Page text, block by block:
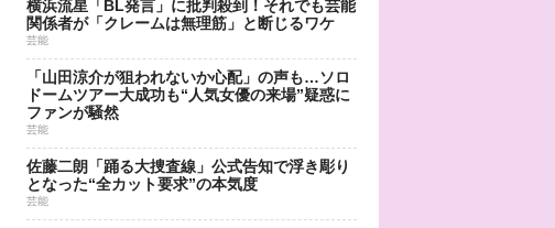
横浜流星「BL発言」に批判殺到！それでも芸能
関係者が「クレームは無理筋」と断じるワケ
芸能
「山田涼介が狙われないか心配」の声も…ソロ
ドームツアー大成功も“人気女優の来場”疑惑に
ファンが騒然
芸能
佐藤二朗「踊る大捜査線」公式告知で浮き彫り
となった“全カット要求”の本気度
芸能